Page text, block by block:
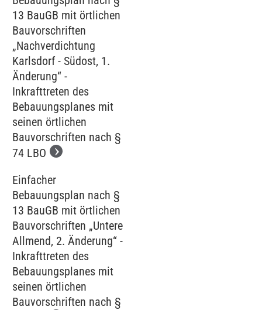
13 BauGB mit örtlichen
Bauvorschriften
„Nachverdichtung
Karlsdorf - Südost, 1.
Änderung“ -
Inkrafttreten des
Bebauungsplanes mit
seinen örtlichen
Bauvorschriften nach §
74 LBO
Einfacher
Bebauungsplan nach §
13 BauGB mit örtlichen
Bauvorschriften „Untere
Allmend, 2. Änderung“ -
Inkrafttreten des
Bebauungsplanes mit
seinen örtlichen
Bauvorschriften nach §